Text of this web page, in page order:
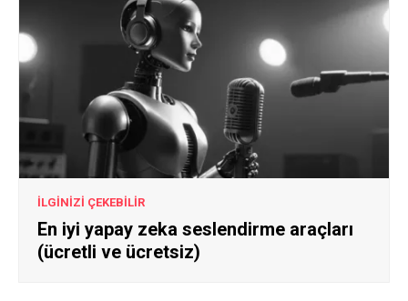
İLGİNİZİ ÇEKEBİLİR
En iyi yapay zeka seslendirme araçları
(ücretli ve ücretsiz)